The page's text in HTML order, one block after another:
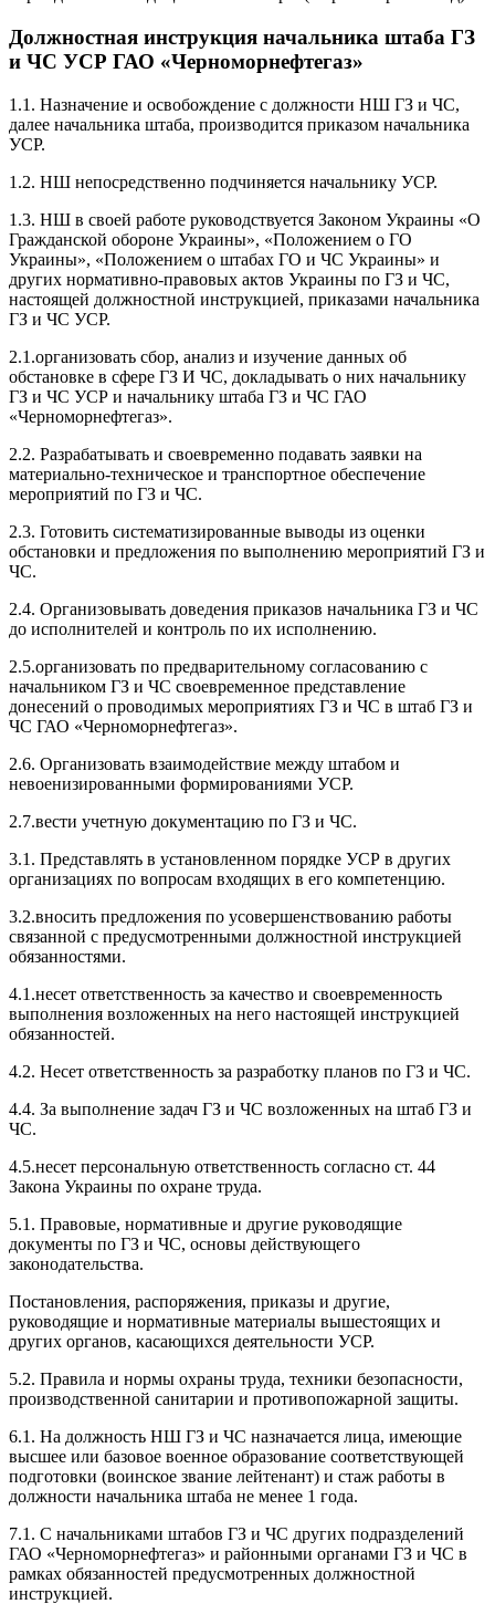
Должностная инструкция начальника штаба ГЗ
и ЧС УСР ГАО «Черноморнефтегаз»
1.1. Назначение и освобождение с должности НШ ГЗ и ЧС,
далее начальника штаба, производится приказом начальника
УСР.
1.2. НШ непосредственно подчиняется начальнику УСР.
1.3. НШ в своей работе руководствуется Законом Украины «О
Гражданской обороне Украины», «Положением о ГО
Украины», «Положением о штабах ГО и ЧС Украины» и
других нормативно-правовых актов Украины по ГЗ и ЧС,
настоящей должностной инструкцией, приказами начальника
ГЗ и ЧС УСР.
2.1.организовать сбор, анализ и изучение данных об
обстановке в сфере ГЗ И ЧС, докладывать о них начальнику
ГЗ и ЧС УСР и начальнику штаба ГЗ и ЧС ГАО
«Черноморнефтегаз».
2.2. Разрабатывать и своевременно подавать заявки на
материально-техническое и транспортное обеспечение
мероприятий по ГЗ и ЧС.
2.3. Готовить систематизированные выводы из оценки
обстановки и предложения по выполнению мероприятий ГЗ и
ЧС.
2.4. Организовывать доведения приказов начальника ГЗ и ЧС
до исполнителей и контроль по их исполнению.
2.5.организовать по предварительному согласованию с
начальником ГЗ и ЧС своевременное представление
донесений о проводимых мероприятиях ГЗ и ЧС в штаб ГЗ и
ЧС ГАО «Черноморнефтегаз».
2.6. Организовать взаимодействие между штабом и
невоенизированными формированиями УСР.
2.7.вести учетную документацию по ГЗ и ЧС.
3.1. Представлять в установленном порядке УСР в других
организациях по вопросам входящих в его компетенцию.
3.2.вносить предложения по усовершенствованию работы
связанной с предусмотренными должностной инструкцией
обязанностями.
4.1.несет ответственность за качество и своевременность
выполнения возложенных на него настоящей инструкцией
обязанностей.
4.2. Несет ответственность за разработку планов по ГЗ и ЧС.
4.4. За выполнение задач ГЗ и ЧС возложенных на штаб ГЗ и
ЧС.
4.5.несет персональную ответственность согласно ст. 44
Закона Украины по охране труда.
5.1. Правовые, нормативные и другие руководящие
документы по ГЗ и ЧС, основы действующего
законодательства.
Постановления, распоряжения, приказы и другие,
руководящие и нормативные материалы вышестоящих и
других органов, касающихся деятельности УСР.
5.2. Правила и нормы охраны труда, техники безопасности,
производственной санитарии и противопожарной защиты.
6.1. На должность НШ ГЗ и ЧС назначается лица, имеющие
высшее или базовое военное образование соответствующей
подготовки (воинское звание лейтенант) и стаж работы в
должности начальника штаба не менее 1 года.
7.1. С начальниками штабов ГЗ и ЧС других подразделений
ГАО «Черноморнефтегаз» и районными органами ГЗ и ЧС в
рамках обязанностей предусмотренных должностной
инструкцией.